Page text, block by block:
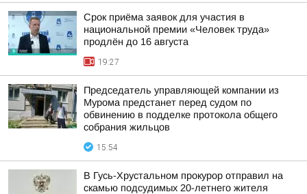
Срок приёма заявок для участия в
национальной премии «Человек труда»
продлён до 16 августа
19:27
Председатель управляющей компании из
Мурома предстанет перед судом по
обвинению в подделке протокола общего
собрания жильцов
15:54
В Гусь-Хрустальном прокурор отправил на
скамью подсудимых 20-летнего жителя